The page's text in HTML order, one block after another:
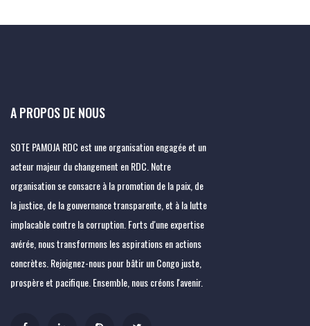
A PROPOS DE NOUS
SOTE PAMOJA RDC est une organisation engagée et un
acteur majeur du changement en RDC. Notre
organisation se consacre à la promotion de la paix, de
la justice, de la gouvernance transparente, et à la lutte
implacable contre la corruption. Forts d'une expertise
avérée, nous transformons les aspirations en actions
concrètes. Rejoignez-nous pour bâtir un Congo juste,
prospère et pacifique. Ensemble, nous créons l'avenir.